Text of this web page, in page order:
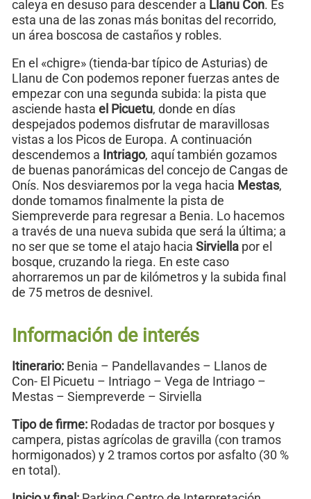
caleya en desuso para descender a Llanu Con. Es
esta una de las zonas más bonitas del recorrido,
un área boscosa de castaños y robles.
En el «chigre» (tienda-bar típico de Asturias) de
Llanu de Con podemos reponer fuerzas antes de
empezar con una segunda subida: la pista que
asciende hasta el Picuetu, donde en días
despejados podemos disfrutar de maravillosas
vistas a los Picos de Europa. A continuación
descendemos a Intriago, aquí también gozamos
de buenas panorámicas del concejo de Cangas de
Onís. Nos desviaremos por la vega hacia Mestas,
donde tomamos finalmente la pista de
Siempreverde para regresar a Benia. Lo hacemos
a través de una nueva subida que será la última; a
no ser que se tome el atajo hacia Sirviella por el
bosque, cruzando la riega. En este caso
ahorraremos un par de kilómetros y la subida final
de 75 metros de desnivel.
Información de interés
Itinerario: Benia – Pandellavandes – Llanos de
Con- El Picuetu – Intriago – Vega de Intriago –
Mestas – Siempreverde – Sirviella
Tipo de firme: Rodadas de tractor por bosques y
campera, pistas agrícolas de gravilla (con tramos
hormigonados) y 2 tramos cortos por asfalto (30 %
en total).